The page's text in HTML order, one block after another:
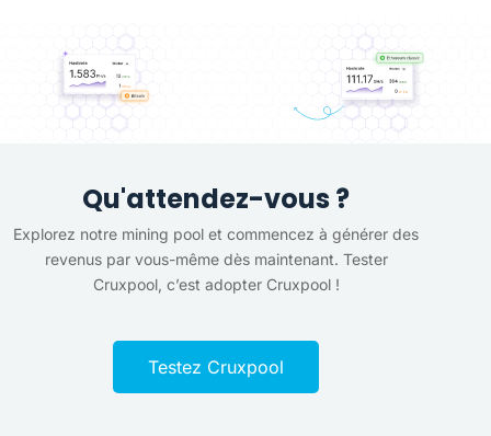
Qu'attendez-vous ?
Explorez notre mining pool et commencez à générer des
revenus par vous-même dès maintenant. Tester
Cruxpool, c’est adopter Cruxpool !
Testez Cruxpool